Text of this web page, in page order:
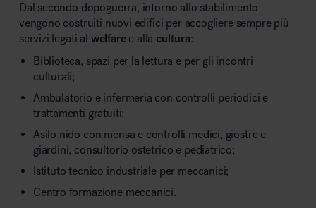
Dal secondo dopoguerra, intorno allo stabilimento
vengono costruiti nuovi edifici per accogliere sempre più
servizi legati al welfaree alla cultura:
Biblioteca, spazi per la lettura e per gli incontri
culturali;
Ambulatorio e infermeria con controlli periodici e
trattamenti gratuiti;
Asilo nido con mensa e controlli medici, giostre e
giardini, consultorio ostetrico e pediatrico;
Istituto tecnico industriale per meccanici;
Centro formazione meccanici.